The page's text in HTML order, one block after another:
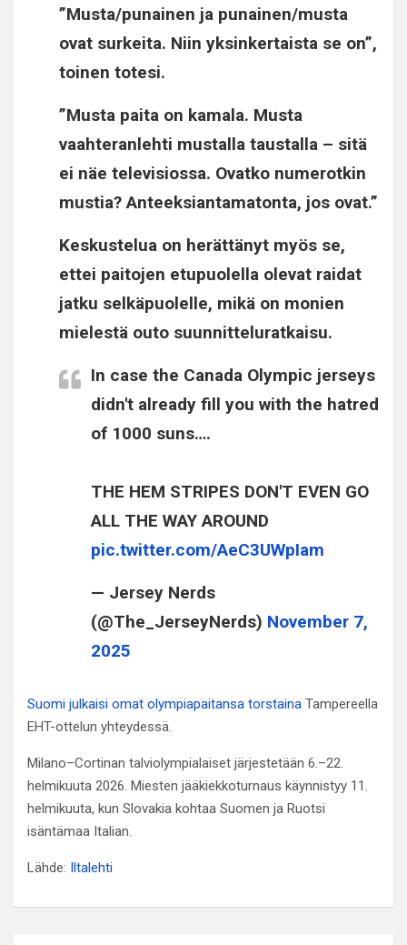
”Musta/punainen ja punainen/musta
ovat surkeita. Niin yksinkertaista se on”,
toinen totesi.
”Musta paita on kamala. Musta
vaahteranlehti mustalla taustalla – sitä
ei näe televisiossa. Ovatko numerotkin
mustia? Anteeksiantamatonta, jos ovat.”
Keskustelua on herättänyt myös se,
ettei paitojen etupuolella olevat raidat
jatku selkäpuolelle, mikä on monien
mielestä outo suunnitteluratkaisu.
In case the Canada Olympic jerseys
didn't already fill you with the hatred
of 1000 suns….
THE HEM STRIPES DON'T EVEN GO
ALL THE WAY AROUND
pic.twitter.com/AeC3UWpIam
— Jersey Nerds
(@The_JerseyNerds) November 7,
2025
Suomi julkaisi omat olympiapaitansa torstaina Tampereella
EHT-ottelun yhteydessä.
Milano–Cortinan talviolympialaiset järjestetään 6.–22.
helmikuuta 2026. Miesten jääkiekkoturnaus käynnistyy 11.
helmikuuta, kun Slovakia kohtaa Suomen ja Ruotsi
isäntämaa Italian.
Lähde: Iltalehti